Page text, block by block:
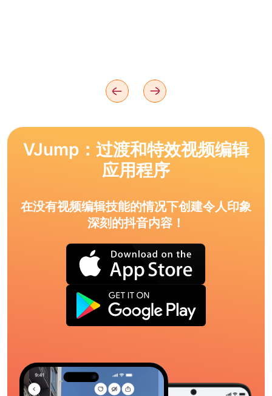
VJump：过渡和特效视频编辑
应用程序
在没有视频编辑技能的情况下创建令人印象
深刻的抖音内容！